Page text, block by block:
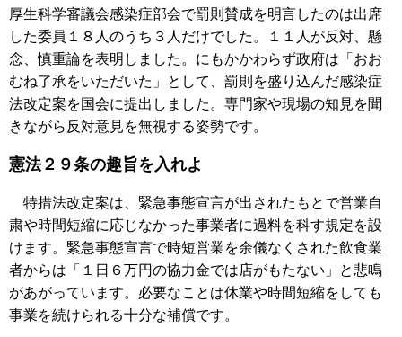
厚生科学審議会感染症部会で罰則賛成を明言したのは出席
した委員１８人のうち３人だけでした。１１人が反対、懸
念、慎重論を表明しました。にもかかわらず政府は「おお
むね了承をいただいた」として、罰則を盛り込んだ感染症
法改定案を国会に提出しました。専門家や現場の知見を聞
きながら反対意見を無視する姿勢です。
憲法２９条の趣旨を入れよ
特措法改定案は、緊急事態宣言が出されたもとで営業自
粛や時間短縮に応じなかった事業者に過料を科す規定を設
けます。緊急事態宣言で時短営業を余儀なくされた飲食業
者からは「１日６万円の協力金では店がもたない」と悲鳴
があがっています。必要なことは休業や時間短縮をしても
事業を続けられる十分な補償です。